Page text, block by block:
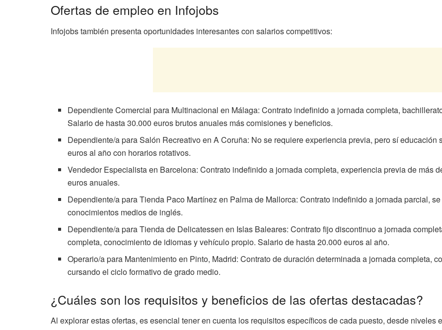
Ofertas de empleo en Infojobs
Infojobs también presenta oportunidades interesantes con salarios competitivos:
Dependiente Comercial para Multinacional en Málaga: Contrato indefinido a jornada completa,
Salario de hasta 30.000 euros brutos anuales más comisiones y beneficios.
Dependiente/a para Salón Recreativo en A Coruña: No se requiere experiencia previa, pero sí
euros al año con horarios rotativos.
Vendedor Especialista en Barcelona: Contrato indefinido a jornada completa, experiencia previa de más
euros anuales.
Dependiente/a para Tienda Paco Martínez en Palma de Mallorca: Contrato indefinido a jornada parcial,
conocimientos medios de inglés.
Dependiente/a para Tienda de Delicatessen en Islas Baleares: Contrato fijo discontinuo a jornada
completa, conocimiento de idiomas y vehículo propio. Salario de hasta 20.000 euros al año.
Operario/a para Mantenimiento en Pinto, Madrid: Contrato de duración determinada a jornada completa,
cursando el ciclo formativo de grado medio.
¿Cuáles son los requisitos y beneficios de las ofertas destacadas?
Al explorar estas ofertas, es esencial tener en cuenta los requisitos específicos de cada puesto, desde niveles